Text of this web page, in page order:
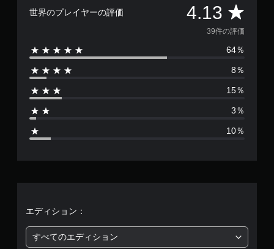
世界のプレイヤーの評価 4.13 評
価
数
は
9
価
39件の評価
64％
8％
15％
3％
10％
エディション：
すべてのエディション